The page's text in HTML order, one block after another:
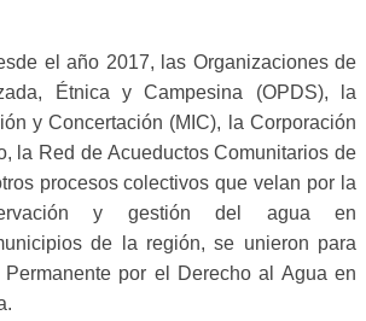
el año 2017, las Organizaciones de
Étnica y Campesina (OPDS), la
y Concertación (MIC), la Corporación
la Red de Acueductos Comunitarios de
procesos colectivos que velan por la
y gestión del agua en
de la región, se unieron para
por el Derecho al Agua en